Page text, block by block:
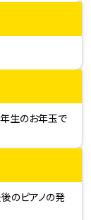
生のお年玉で
のピアノの発